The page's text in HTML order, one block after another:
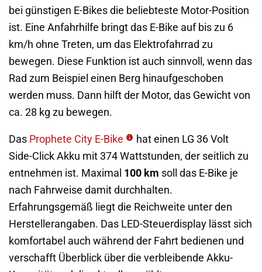
bei günstigen E-Bikes die beliebteste Motor-Position
ist. Eine Anfahrhilfe bringt das E-Bike auf bis zu 6
km/h ohne Treten, um das Elektrofahrrad zu
bewegen. Diese Funktion ist auch sinnvoll, wenn das
Rad zum Beispiel einen Berg hinaufgeschoben
werden muss. Dann hilft der Motor, das Gewicht von
ca. 28 kg zu bewegen.
Das Prophete City E-Bike
hat einen LG 36 Volt
Side-Click Akku mit 374 Wattstunden, der seitlich zu
entnehmen ist. Maximal 100 km soll das E-Bike je
nach Fahrweise damit durchhalten.
Erfahrungsgemäß liegt die Reichweite unter den
Herstellerangaben. Das LED-Steuerdisplay lässt sich
komfortabel auch während der Fahrt bedienen und
verschafft Überblick über die verbleibende Akku-